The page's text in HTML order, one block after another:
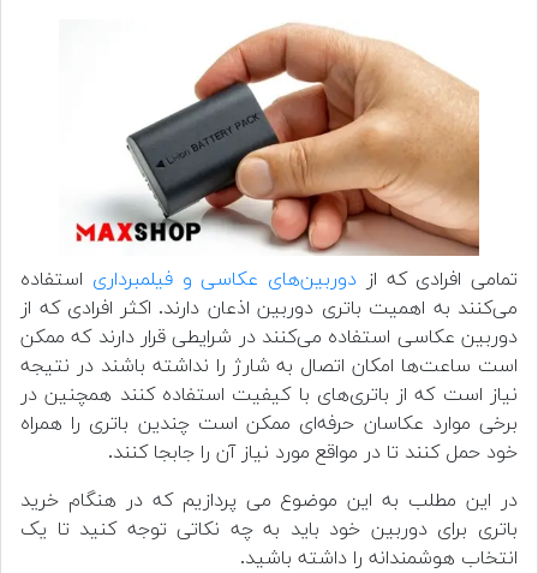
تمامی افرادی که از دوربین‌های عکاسی و فیلمبرداری استفاده
می‌کنند به اهمیت باتری دوربین اذعان دارند. اکثر افرادی که از
دوربین عکاسی استفاده می‌کنند در شرایطی قرار دارند که ممکن
است ساعت‌ها امکان اتصال به شارژ را نداشته باشند در نتیجه
نیاز است که از باتری‌های با کیفیت استفاده کنند همچنین در
برخی موارد عکاسان حرفه‌ای ممکن است چندین باتری را همراه
خود حمل کنند تا در مواقع مورد نیاز آن را جابجا کنند.
در این مطلب به این موضوع می پردازیم که در هنگام خرید
باتری برای دوربین خود باید به چه نکاتی توجه کنید تا یک
انتخاب هوشمندانه را داشته باشید.